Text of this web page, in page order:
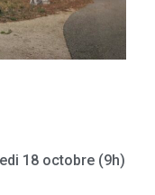
18 octobre (9h)